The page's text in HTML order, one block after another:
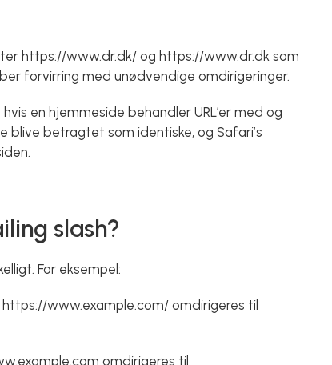
https://www.dr.dk/ og https://www.dr.dk som
forvirring med unødvendige omdirigeringer.
en hjemmeside behandler URL’er med og
betragtet som identiske, og Safari’s
slash?
For eksempel:
www.example.com/ omdirigeres til
omdirigeres til